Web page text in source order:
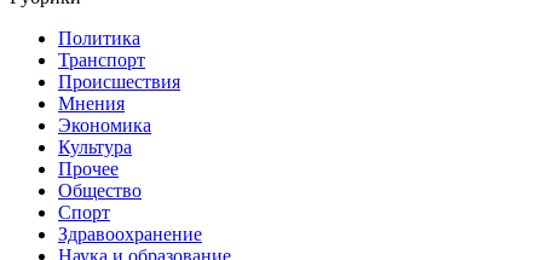
Политика
Транспорт
Происшествия
Мнения
Экономика
Культура
Прочее
Общество
Спорт
Здравоохранение
Наука и образование